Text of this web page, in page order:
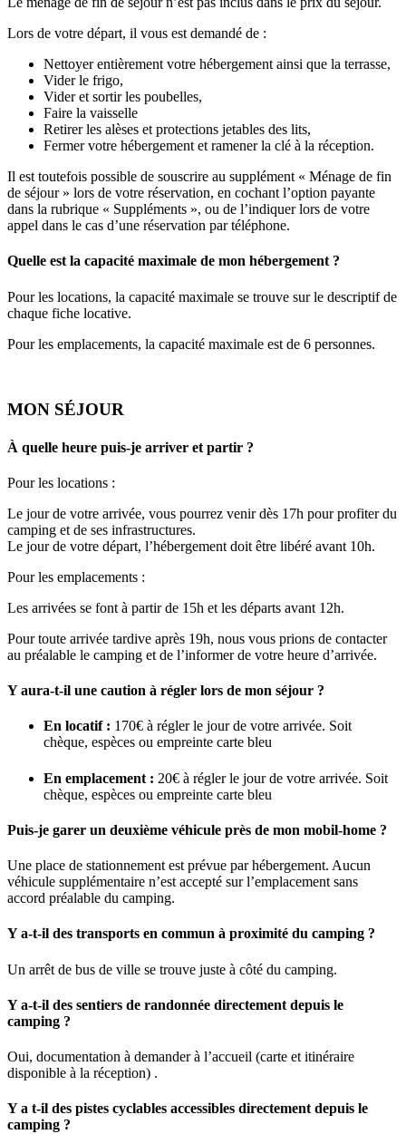
Lors de votre départ, il vous est demandé de :
Nettoyer entièrement votre hébergement ainsi que la terrasse,
Vider le frigo,
Vider et sortir les poubelles,
Faire la vaisselle
Retirer les alèses et protections jetables des lits,
Fermer votre hébergement et ramener la clé à la réception.
Il est toutefois possible de souscrire au supplément « Ménage de fin
de séjour » lors de votre réservation, en cochant l’option payante
dans la rubrique « Suppléments », ou de l’indiquer lors de votre
appel dans le cas d’une réservation par téléphone.
Quelle est la capacité maximale de mon hébergement ?
Pour les locations, la capacité maximale se trouve sur le descriptif de
chaque fiche locative.
Pour les emplacements, la capacité maximale est de 6 personnes.
MON SÉJOUR
À quelle heure puis-je arriver et partir ?
Pour les locations :
Le jour de votre arrivée, vous pourrez venir dès 17h pour profiter du
camping et de ses infrastructures.
Le jour de votre départ, l’hébergement doit être libéré avant 10h.
Pour les emplacements :
Les arrivées se font à partir de 15h et les départs avant 12h.
Pour toute arrivée tardive après 19h, nous vous prions de contacter
au préalable le camping et de l’informer de votre heure d’arrivée.
Y aura-t-il une caution à régler lors de mon séjour ?
En locatif : 170€ à régler le jour de votre arrivée. Soit
chèque, espèces ou empreinte carte bleu
En emplacement : 20€ à régler le jour de votre arrivée. Soit
chèque, espèces ou empreinte carte bleu
Puis-je garer un deuxième véhicule près de mon mobil-home ?
Une place de stationnement est prévue par hébergement. Aucun
véhicule supplémentaire n’est accepté sur l’emplacement sans
accord préalable du camping.
Y a-t-il des transports en commun à proximité du camping ?
Un arrêt de bus de ville se trouve juste à côté du camping.
Y a-t-il des sentiers de randonnée directement depuis le
camping ?
Oui, documentation à demander à l’accueil (carte et itinéraire
disponible à la réception) .
Y a t-il des pistes cyclables accessibles directement depuis le
camping ?